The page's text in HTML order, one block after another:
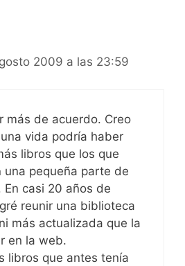
2009 a las 23:59
más de acuerdo. Creo
vida podría haber
libros que los que
una pequeña parte de
casi 20 años de
reunir una biblioteca
más actualizada que la
en la web.
libros que antes tenía